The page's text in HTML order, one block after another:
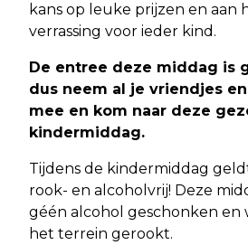
kans op leuke prijzen en aan
verrassing voor ieder kind.
De entree deze middag is
dus neem al je vriendjes
mee en kom naar deze
kindermiddag.
Tijdens de kindermiddag
rook- en alcoholvrij! Deze
géén alcohol geschonken en
het terrein gerookt.